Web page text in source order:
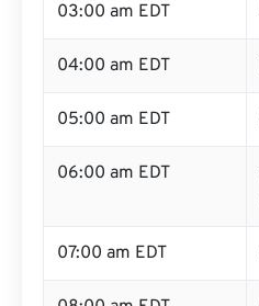
03:00 am EDT
04:00 am EDT
05:00 am EDT
06:00 am EDT
07:00 am EDT